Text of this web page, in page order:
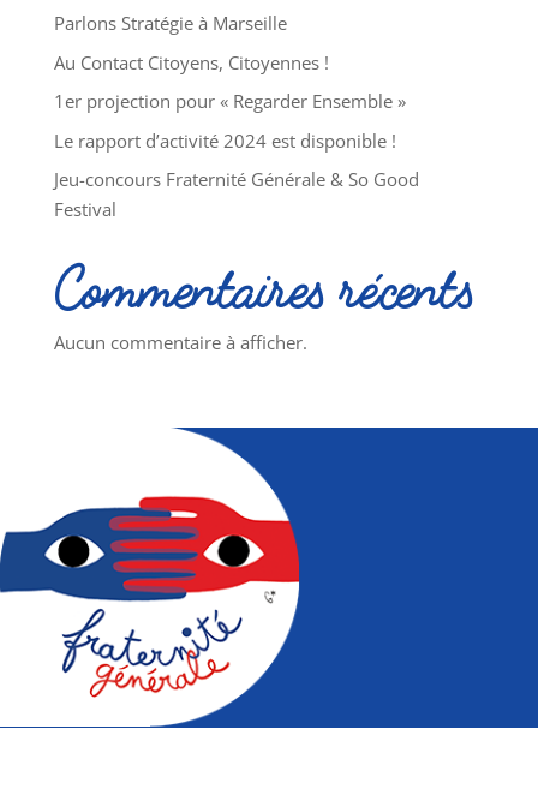
Parlons Stratégie à Marseille
Au Contact Citoyens, Citoyennes !
1er projection pour « Regarder Ensemble »
Le rapport d’activité 2024 est disponible !
Jeu-concours Fraternité Générale & So Good
Festival
Commentaires récents
Aucun commentaire à afficher.